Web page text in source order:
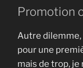
Promotion
Autre dilemme,
pour une
mais de trop, je